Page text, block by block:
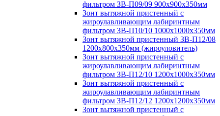
фильтром ЗВ-П09/09 900х900х350мм
Зонт вытяжной пристенный с
жироулавливающим лабиринтным
фильтром ЗВ-П10/10 1000х1000х350мм
Зонт вытяжной пристенный ЗВ-П12/08
1200х800х350мм (жироуловитель)
Зонт вытяжной пристенный с
жироулавливающим лабиринтным
фильтром ЗВ-П12/10 1200х1000х350мм
Зонт вытяжной пристенный с
жироулавливающим лабиринтным
фильтром ЗВ-П12/12 1200х1200х350мм
Зонт вытяжной пристенный с